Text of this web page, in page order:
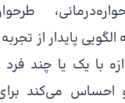
پایدار از
با یک یا چند
احساس می‌کند